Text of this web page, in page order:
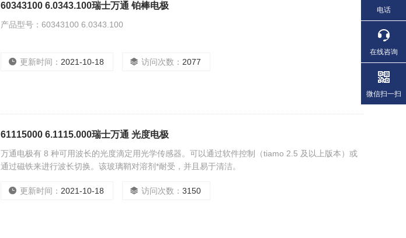
60343100 6.0343.100瑞士万通 铂棒电极
产品型号：60343100 6.0343.100
更新时间： 2021-10-18 访问次数： 2077
61115000 6.1115.000瑞士万通 光度电极
万通电极有 8 种可用波长的光度滴定用光学传感器。可以通过软件控制（tiamo 2.5 及以上版本）或
通过磁铁来进行波长切换。该玻璃鞘对溶剂*耐受，并且易于清洁。
更新时间： 2021-10-18 访问次数： 3150
电话
在线咨询
微信扫一扫